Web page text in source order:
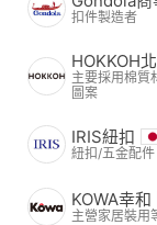
扣件製造者
HOKKOH
主要採用棉質
圖案
IRIS紐扣
紐扣/五金配件
KOWA幸和
主營家居裝用